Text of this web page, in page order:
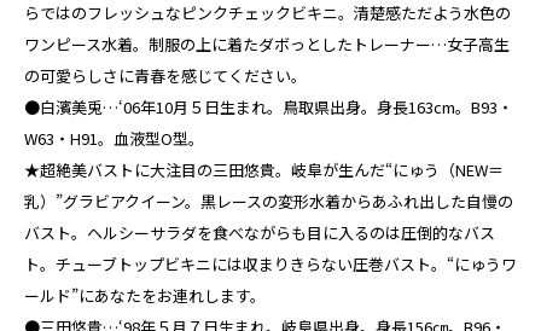
らではのフレッシュなピンクチェックビキニ。清楚感ただよう水色の
ワンピース水着。制服の上に着たダボっとしたトレーナー…女子高生
の可愛らしさに青春を感じてください。
●白濱美兎…‘06年10月５日生まれ。鳥取県出身。身長163cm。B93・
W63・H91。血液型O型。
★超絶美バストに大注目の三田悠貴。岐阜が生んだ“にゅう（NEW＝
乳）”グラビアクイーン。黒レースの変形水着からあふれ出した自慢の
バスト。ヘルシーサラダを食べながらも目に入るのは圧倒的なバス
ト。チューブトップビキニには収まりきらない圧巻バスト。“にゅうワ
ールド”にあなたをお連れします。